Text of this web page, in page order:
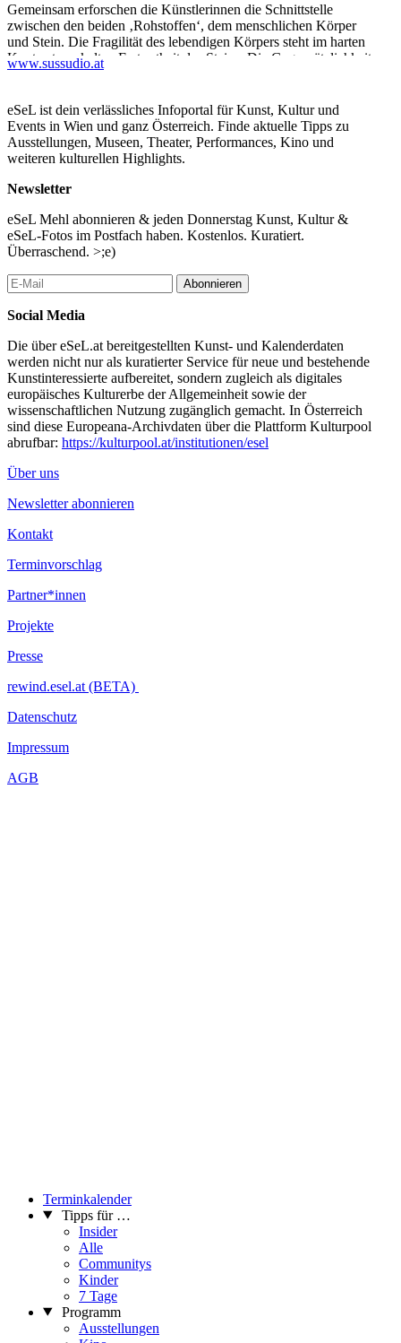
Gemeinsam erforschen die Künstlerinnen die Schnittstelle
zwischen den beiden ‚Rohstoffen‘, dem menschlichen Körper
und Stein. Die Fragilität des lebendigen Körpers steht im harten
Kontrast zur kalten Erstarrtheit des Steins. Die Gegensätzlichkeit
tritt in den Fokus – die Verletzlichkeit des Körpers gegenüber der
RAW letztlich die Unmenschlichkeit der Conditio Humana, das
Leid, das damit einhergeht, aber auch die Resilienz, die daraus
erwachsen kann.
Im Rahmen der Ausstellung findet am 12. November die
Performance „I carry all the names I’m given“ von Sophia
...Mehr lesen
www.sussudio.at
eSeL ist dein verlässliches Infoportal für Kunst, Kultur und
Events in Wien und ganz Österreich. Finde aktuelle Tipps zu
Ausstellungen, Museen, Theater, Performances, Kino und
weiteren kulturellen Highlights.
Newsletter
eSeL Mehl abonnieren & jeden Donnerstag Kunst, Kultur &
eSeL-Fotos im Postfach haben. Kostenlos. Kuratiert.
Überraschend. >;e)
Abonnieren
Social Media
Die über eSeL.at bereitgestellten Kunst- und Kalenderdaten
werden nicht nur als kuratierter Service für neue und bestehende
Kunstinteressierte aufbereitet, sondern zugleich als digitales
europäisches Kulturerbe der Allgemeinheit sowie der
wissenschaftlichen Nutzung zugänglich gemacht. In Österreich
sind diese Europeana-Archivdaten über die Plattform Kulturpool
abrufbar: https://kulturpool.at/institutionen/esel
Über uns
Newsletter abonnieren
Kontakt
Terminvorschlag
Partner*innen
Projekte
Presse
rewind.esel.at (BETA)
Datenschutz
Impressum
AGB
Terminkalender
Tipps für …
Insider
Alle
Communitys
Kinder
7 Tage
Programm
Ausstellungen